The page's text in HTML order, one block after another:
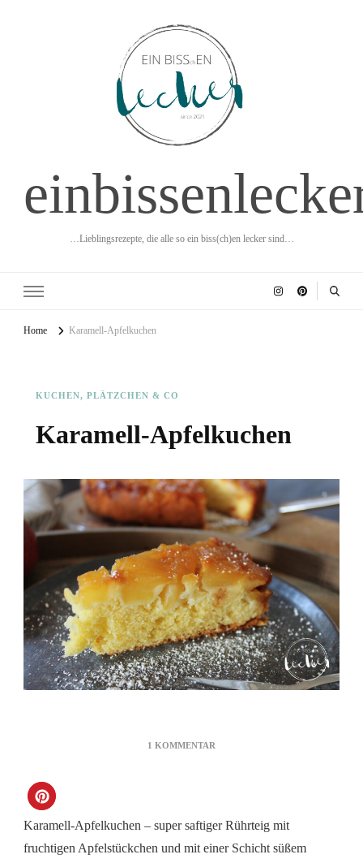
…Lieblingsrezepte, die alle so ein biss(ch)en lecker sind…
Home Karamell-Apfelkuchen
KUCHEN, PLÄTZCHEN & CO
Karamell-Apfelkuchen
1 KOMMENTAR
Karamell-Apfelkuchen – super saftiger Rührteig mit
fruchtigen Apfelstückchen und mit einer Schicht süßem